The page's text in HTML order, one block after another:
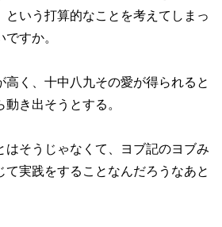
という打算的なことを考えてしまっ
すか。
高く、十中八九その愛が得られると
き出そうとする。
はそうじゃなくて、ヨブ記のヨブみ
て実践をすることなんだろうなあと